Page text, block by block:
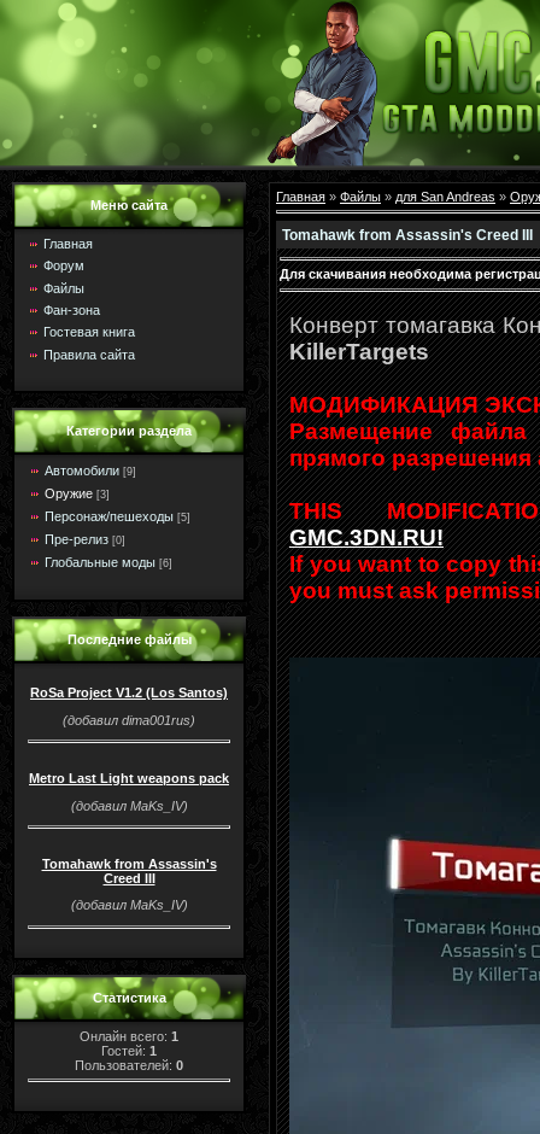
Меню сайта
Главная
Форум
Файлы
Фан-зона
Гостевая книга
Правила сайта
Категории раздела
Автомобили [9]
Оружие [3]
Персонаж/пешеходы [5]
Пре-релиз [0]
Глобальные моды [6]
Последние файлы
RoSa Project V1.2 (Los Santos)
(добавил dima001rus)
Metro Last Light weapons pack
(добавил MaKs_IV)
Tomahawk from Assassin's
Creed III
(добавил MaKs_IV)
Статистика
Онлайн всего: 1
Гостей: 1
Пользователей: 0
Главная » Файлы » для San Andreas »
Tomahawk from Assassin's Creed III
Для скачивания необходима
Конверт томагавка
KillerTargets
МОДИФИКАЦИЯ
Размещение файла
прямого разрешения
THIS
GMC.3DN.RU!
If you want to copy
you must ask